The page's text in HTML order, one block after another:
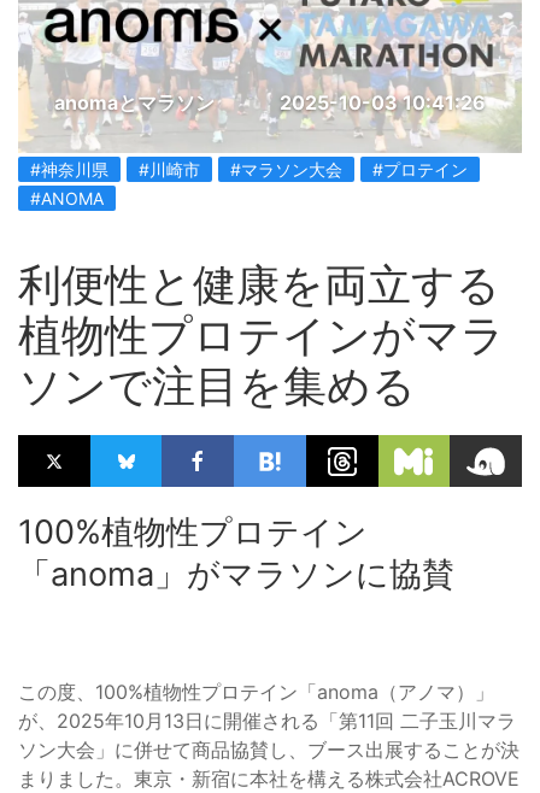
anomaとマラソン 2025-10-03 10:41:26
#神奈川県 #川崎市 #マラソン大会
#プロテイン
#ANOMA
利便性と健康を両立する
植物性プロテインがマラ
ソンで注目を集める
100%植物性プロテイン
「anoma」がマラソンに協賛
この度、100%植物性プロテイン「anoma（アノマ）」
が、2025年10月13日に開催される「第11回 二子玉川マラ
ソン大会」に併せて商品協賛し、ブース出展することが決
まりました。東京・新宿に本社を構える株式会社ACROVE